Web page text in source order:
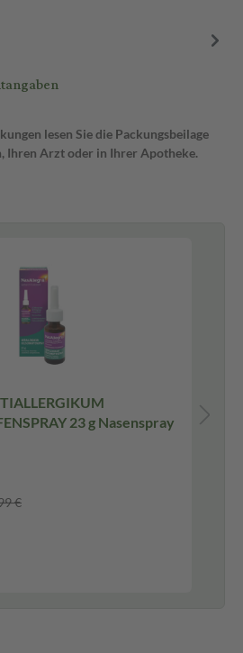
lesen Sie die Packungsbeilage
Ihren Arzt oder in Ihrer Apotheke.
23 g Nasenspray
€